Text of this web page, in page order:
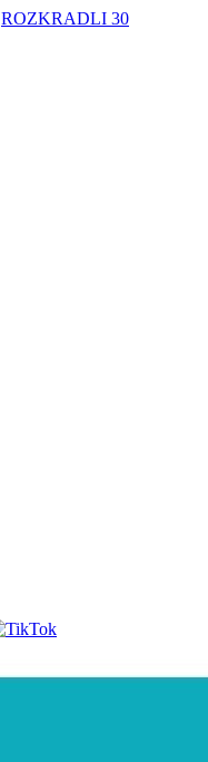
ROZKRADLI 30